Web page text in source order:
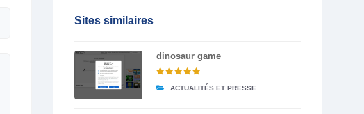
Sites similaires
dinosaur game
ACTUALITÉS ET PRESSE